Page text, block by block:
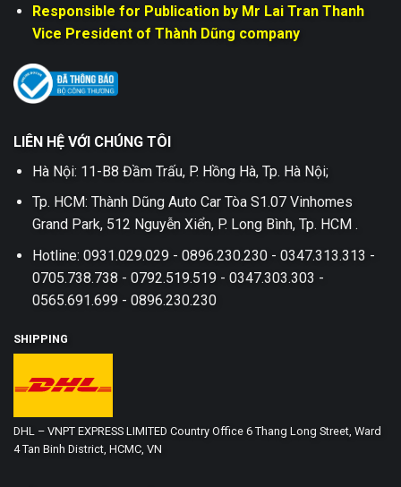
Responsible for Publication by Mr Lai Tran Thanh
Vice President of Thành Dũng company
LIÊN HỆ VỚI CHÚNG TÔI
Hà Nội: 11-B8 Đầm Trấu, P. Hồng Hà, Tp. Hà Nội;
Tp. HCM: Thành Dũng Auto Car Tòa S1.07 Vinhomes
Grand Park, 512 Nguyễn Xiển, P. Long Bình, Tp. HCM .
Hotline: 0931.029.029 - 0896.230.230 - 0347.313.313 -
0705.738.738 - 0792.519.519 - 0347.303.303 -
0565.691.699 - 0896.230.230
SHIPPING
DHL – VNPT EXPRESS LIMITED Country Office 6 Thang Long Street, Ward
4 Tan Binh District, HCMC, VN